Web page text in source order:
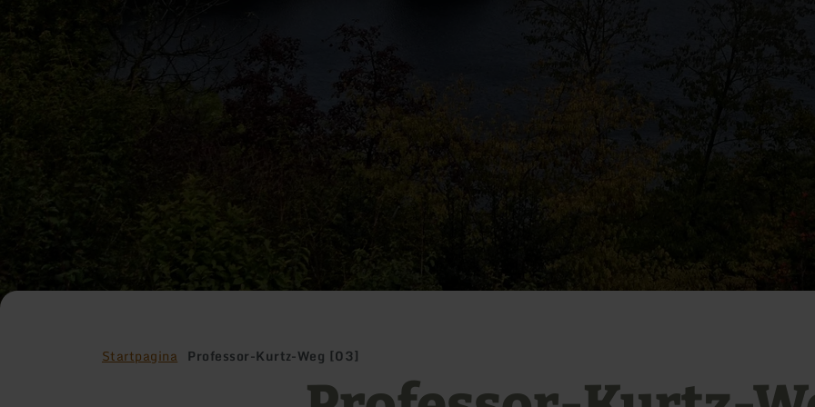
Startpagina Professor-Kurtz-Weg [03]